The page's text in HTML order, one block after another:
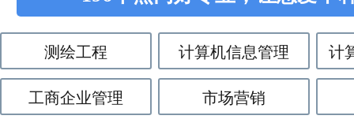
测绘工程 计算机信息管理 计
工商企业管理 市场营销